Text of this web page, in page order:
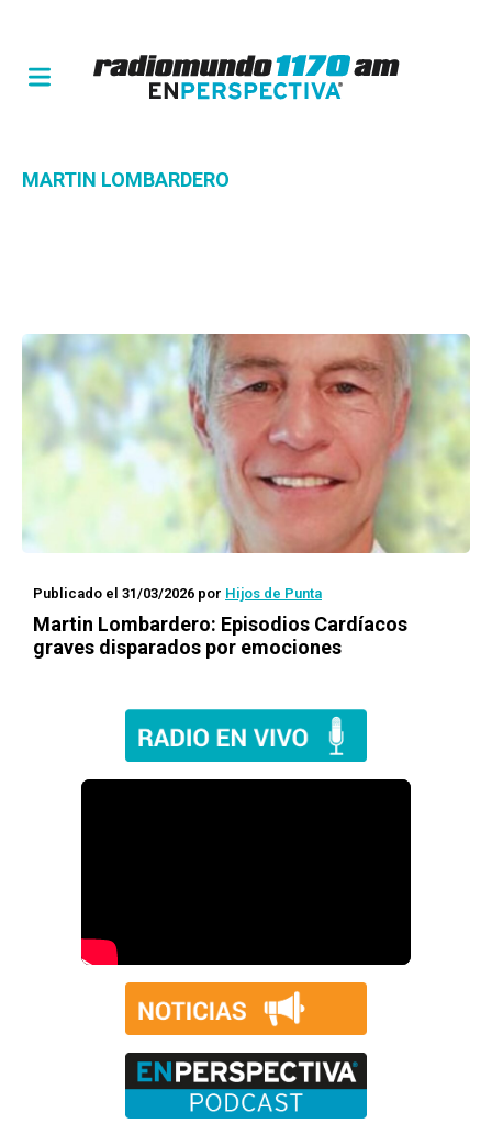
MARTIN LOMBARDERO
Publicado el 31/03/2026 por Hijos de Punta
Martin Lombardero: Episodios Cardíacos
graves disparados por emociones